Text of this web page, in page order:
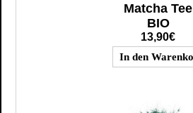
Matcha Tee
BIO
13,90€